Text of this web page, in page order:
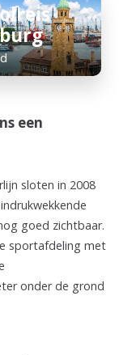
een
sloten in 2008
goed zichtbaar.
sportafdeling met
onder de grond